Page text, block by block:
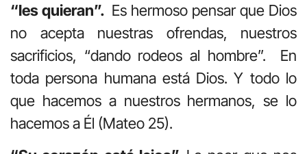
“les quieran”. Es hermoso pensar que Dios
no acepta nuestras ofrendas, nuestros
sacrificios, “dando rodeos al hombre”. En
toda persona humana está Dios. Y todo lo
que hacemos a nuestros hermanos, se lo
hacemos a Él (Mateo 25).